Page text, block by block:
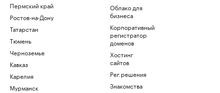
Пермский край
Ростов-на-Дону
Татарстан
Тюмень
Черноземье
Кавказ
Карелия
Мурманск
Облако для
бизнеса
Корпоративный
регистратор
доменов
Хостинг
сайтов
Рег.решения
Знакомства